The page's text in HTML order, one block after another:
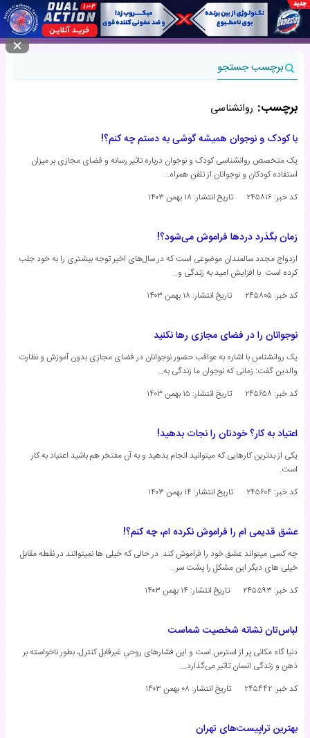
منوی سایت
برچسب جستجو
برچسب: روانشناسی
با کودک و نوجوان همیشه گوشی به دستم چه کنم؟!
یک متخصص روانشناسی کودک و نوجوان درباره تاثیر رسانه و فضای مجازی بر میزان
استفاده کودکان و نوجوانان از تلفن‌ همراه‌…
کد خبر: ۲۴۵۸۱۶
تاریخ انتشار: ۱۸ بهمن ۱۴۰۳
زمان بگذرد دردها فراموش می‌شود؟!
ازدواج مجدد سالمندان موضوعی است که در سال‌های اخیر توجه بیشتری را به خود جلب
کرده است. با افزایش امید به زندگی و…
کد خبر: ۲۴۵۸۰۵
تاریخ انتشار: ۱۸ بهمن ۱۴۰۳
نوجوانان را در فضای مجازی رها نکنید
یک روانشناس با اشاره به عواقب حضور نوجوانان در فضای مجازی بدون آموزش و نظارت
والدین گفت: زمانی که نوجوان ما زندگی به…
کد خبر: ۲۴۵۶۵۸
تاریخ انتشار: ۱۵ بهمن ۱۴۰۳
اعتیاد به کار؟ خودتان را نجات بدهید!
یکی از بدترین کارهایی که میتوانید انجام بدهید و به آن مفتخر هم باشید اعتیاد به کار
است.
کد خبر: ۲۴۵۶۰۴
تاریخ انتشار: ۱۴ بهمن ۱۴۰۳
عشق قدیمی ام را فراموش نکرده ام، چه کنم؟!
چه کسی میتواند عشق خود را فراموش کند. در حالی که خیلی ها نمیتوانند در نقطه مقابل
خیلی های دیگر این مشکل را پشت سر…
کد خبر: ۲۴۵۵۹۳
تاریخ انتشار: ۱۴ بهمن ۱۴۰۳
لباس‌تان نشانه شخصیت شماست
دنیا گاه مکانی پر از استرس است و این فشارهای روحیِ غیرقابل کنترل، بطور ناخواسته بر
ذهن و زندگی انسان تاثیر می‌گذارد.…
کد خبر: ۲۴۵۴۴۲
تاریخ انتشار: ۰۸ بهمن ۱۴۰۳
بهترین تراپیست‌های تهران